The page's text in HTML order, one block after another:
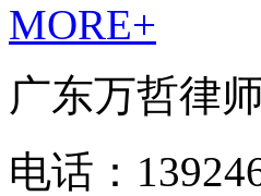
MORE+
广东万哲律
电话：